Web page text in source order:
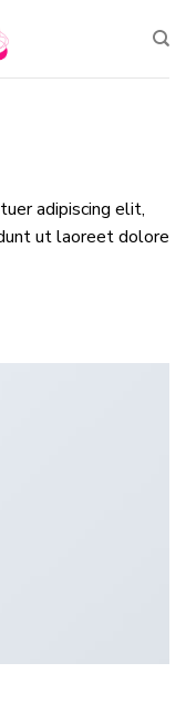
adipiscing elit,
ut laoreet dolore